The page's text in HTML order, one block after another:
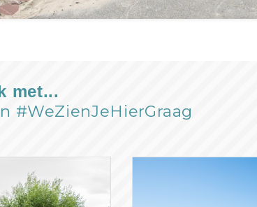
met...
#WeZienJeHierGraag